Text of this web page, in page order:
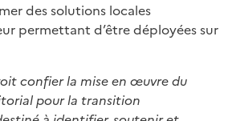
des solutions locales
permettant d’être déployées sur
confier la mise en œuvre du
pour la transition